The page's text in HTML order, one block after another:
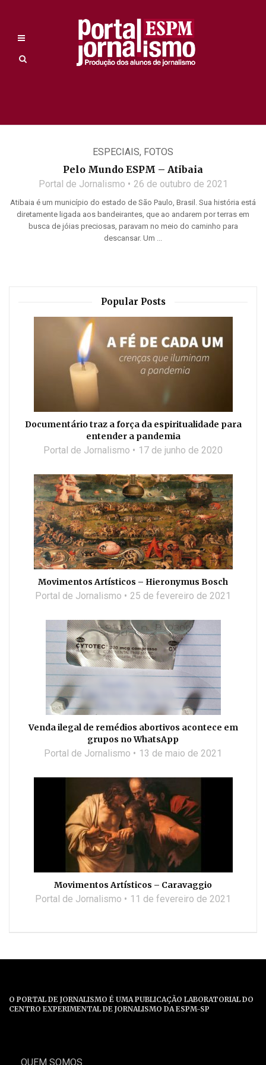
ESPECIAIS, FOTOS
Pelo Mundo ESPM – Atibaia
Portal de Jornalismo 26 de outubro de 2021
Atibaia é um município do estado de São Paulo, Brasil. Sua história está
diretamente ligada aos bandeirantes, que ao andarem por terras em
busca de jóias preciosas, paravam no meio do caminho para
descansar. Um ...
Popular Posts
Documentário traz a força da espiritualidade para
entender a pandemia
Portal de Jornalismo 17 de junho de 2020
Movimentos Artísticos – Hieronymus Bosch
Portal de Jornalismo 25 de fevereiro de 2021
Venda ilegal de remédios abortivos acontece em
grupos no WhatsApp
Portal de Jornalismo 13 de maio de 2021
Movimentos Artísticos – Caravaggio
Portal de Jornalismo 11 de fevereiro de 2021
O PORTAL DE JORNALISMO É UMA PUBLICAÇÃO LABORATORIAL DO
CENTRO EXPERIMENTAL DE JORNALISMO DA ESPM-SP
QUEM SOMOS